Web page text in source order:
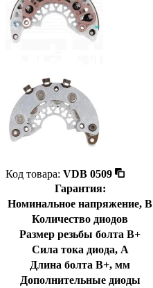
Код товара: VDB 0509
Гарантия:
Номинальное напряжение, В
Количество диодов
Размер резьбы болта B+
Сила тока диода, А
Длина болта B+, мм
Дополнительные диоды